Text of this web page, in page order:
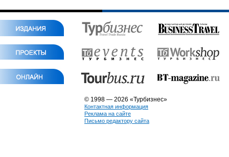
© 1998 — 2026 «Турбизнес»
Контактная информация
Реклама на сайте
Письмо редактору сайта